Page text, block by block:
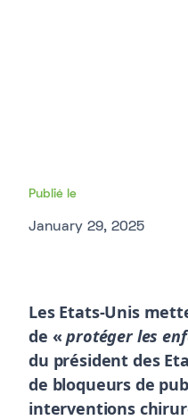
Publié le
January 29, 2025
Les Etats-Unis
de «protéger les
du président des
de bloqueurs de
interventions